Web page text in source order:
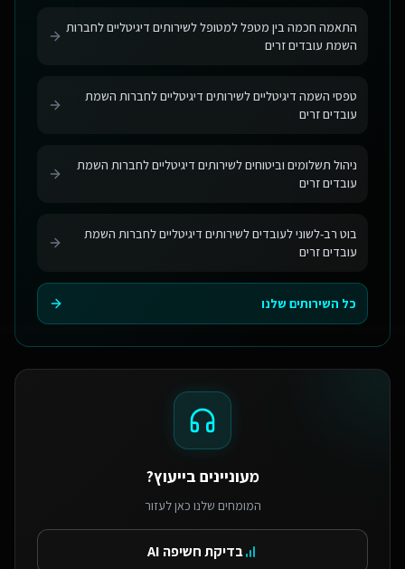
התאמה חכמה בין מטפל למטופל לשירותים דיגיטליים לחברות
השמת עובדים זרים
טפסי השמה דיגיטליים לשירותים דיגיטליים לחברות השמת
עובדים זרים
ניהול תשלומים וביטוחים לשירותים דיגיטליים לחברות השמת
עובדים זרים
בוט רב-לשוני לעובדים לשירותים דיגיטליים לחברות השמת
עובדים זרים
כל השירותים שלנו
מעוניינים בייעוץ?
המומחים שלנו כאן לעזור
בדיקת חשיפה AI